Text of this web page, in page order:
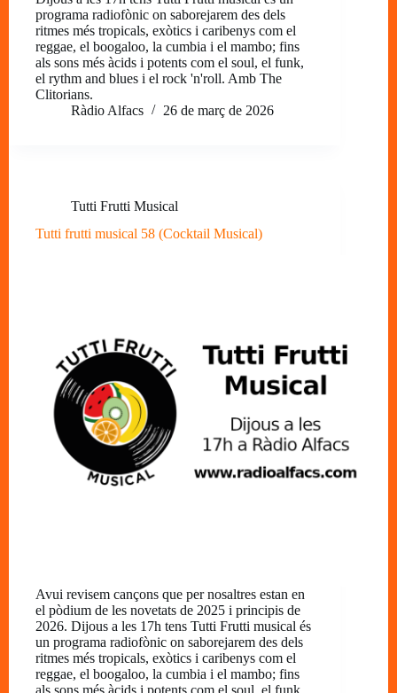
programa radiofònic on saborejarem des dels
ritmes més tropicals, exòtics i caribenys com el
reggae, el boogaloo, la cumbia i el mambo; fins
als sons més àcids i potents com el soul, el funk,
el rythm and blues i el rock 'n'roll. Amb The
Clitorians.
Ràdio Alfacs
26 de març de 2026
Tutti Frutti Musical
Tutti frutti musical 58 (Cocktail Musical)
Avui revisem cançons que per nosaltres estan en
el pòdium de les novetats de 2025 i principis de
2026. Dijous a les 17h tens Tutti Frutti musical és
un programa radiofònic on saborejarem des dels
ritmes més tropicals, exòtics i caribenys com el
reggae, el boogaloo, la cumbia i el mambo; fins
als sons més àcids i potents com el soul, el funk,